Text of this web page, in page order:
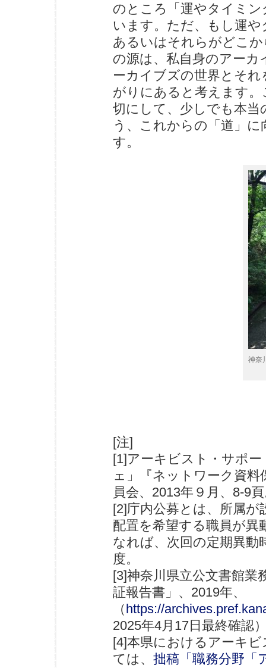
のところ「運やタイミ
います。ただ、もし運
あるいはそれらがどこ
の源は、私自身のアー
ーカイブズの世界とそ
がりにあると考えます
切にして、少しでも本
う、これからの「道」
す。
神奈
[注]
[1]アーキビスト・サポ
ェ」『ネットワーク資料
員会、2013年９月、8-9
[2]庁内公募とは、所属
配置を希望する職員が異
なれば、次回の定期異動
度。
[3]神奈川県立公文書館業
証報告書」、2019年、
（https://
2025年4月17日最終確認
[4]本県におけるアーキ
ては、 拙稿「職務分野